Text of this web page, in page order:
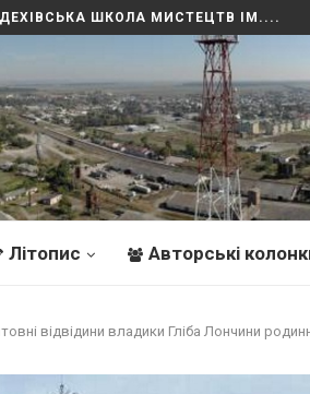
ШКОЛА МИСТЕЦТВ ІМ....
Літопис Авторські
відвідини владики Гліба Лончини